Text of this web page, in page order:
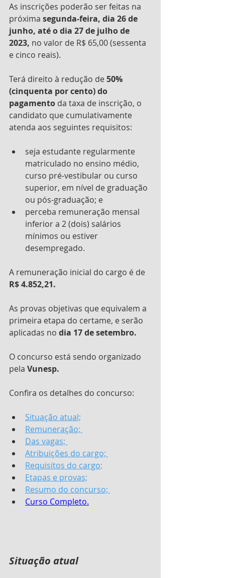
As inscrições poderão ser feitas na
próxima segunda-feira, dia 26 de
junho, até o dia 27 de julho de
2023, no valor de R$ 65,00 (sessenta
e cinco reais).
Terá direito à redução de 50%
(cinquenta por cento) do
pagamento da taxa de inscrição, o
candidato que cumulativamente
atenda aos seguintes requisitos:
seja estudante regularmente
matriculado no ensino médio,
curso pré-vestibular ou curso
superior, em nível de graduação
ou pós-graduação; e
perceba remuneração mensal
inferior a 2 (dois) salários
mínimos ou estiver
desempregado.
A remuneração inicial do cargo é de
R$ 4.852,21.
As provas objetivas que equivalem a
primeira etapa do certame, e serão
aplicadas no dia 17 de setembro.
O concurso está sendo organizado
pela Vunesp.
Confira os detalhes do concurso:
Situação atual;
Remuneração;
Das vagas;
Atribuições do cargo;
Requisitos do cargo;
Etapas e provas;
Resumo do concurso;
Curso Completo.
Situação atual